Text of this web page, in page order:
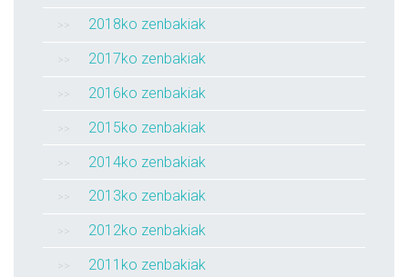
2018ko zenbakiak
2017ko zenbakiak
2016ko zenbakiak
2015ko zenbakiak
2014ko zenbakiak
2013ko zenbakiak
2012ko zenbakiak
2011ko zenbakiak